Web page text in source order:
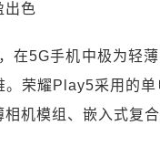
出色
在5G手机中极为轻
荣耀Play5采用的
机模组、嵌入式复